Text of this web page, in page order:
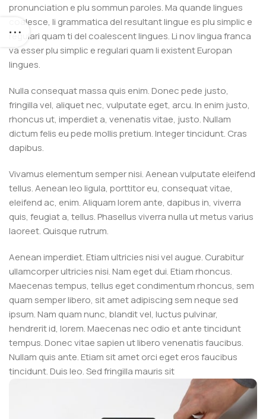
pronunciation e plu sommun paroles. Ma quande lingues
coalesce, li grammatica del resultant lingue es plu simplic e
regulari quam ti del coalescent lingues. Li nov lingua franca
va esser plu simplic e regulari quam li existent Europan
lingues.
Nulla consequat massa quis enim. Donec pede justo,
fringilla vel, aliquet nec, vulputate eget, arcu. In enim justo,
rhoncus ut, imperdiet a, venenatis vitae, justo. Nullam
dictum felis eu pede mollis pretium. Integer tincidunt. Cras
dapibus.
Vivamus elementum semper nisi. Aenean vulputate eleifend
tellus. Aenean leo ligula, porttitor eu, consequat vitae,
eleifend ac, enim. Aliquam lorem ante, dapibus in, viverra
quis, feugiat a, tellus. Phasellus viverra nulla ut metus varius
laoreet. Quisque rutrum.
Aenean imperdiet. Etiam ultricies nisi vel augue. Curabitur
ullamcorper ultricies nisi. Nam eget dui. Etiam rhoncus.
Maecenas tempus, tellus eget condimentum rhoncus, sem
quam semper libero, sit amet adipiscing sem neque sed
ipsum. Nam quam nunc, blandit vel, luctus pulvinar,
hendrerit id, lorem. Maecenas nec odio et ante tincidunt
tempus. Donec vitae sapien ut libero venenatis faucibus.
Nullam quis ante. Etiam sit amet orci eget eros faucibus
tincidunt. Duis leo. Sed fringilla mauris sit